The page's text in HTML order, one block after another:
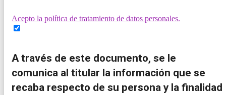
Acepto la política de tratamiento de datos personales.
A través de este documento, se le
comunica al titular la información que se
recaba respecto de su persona y la finalidad